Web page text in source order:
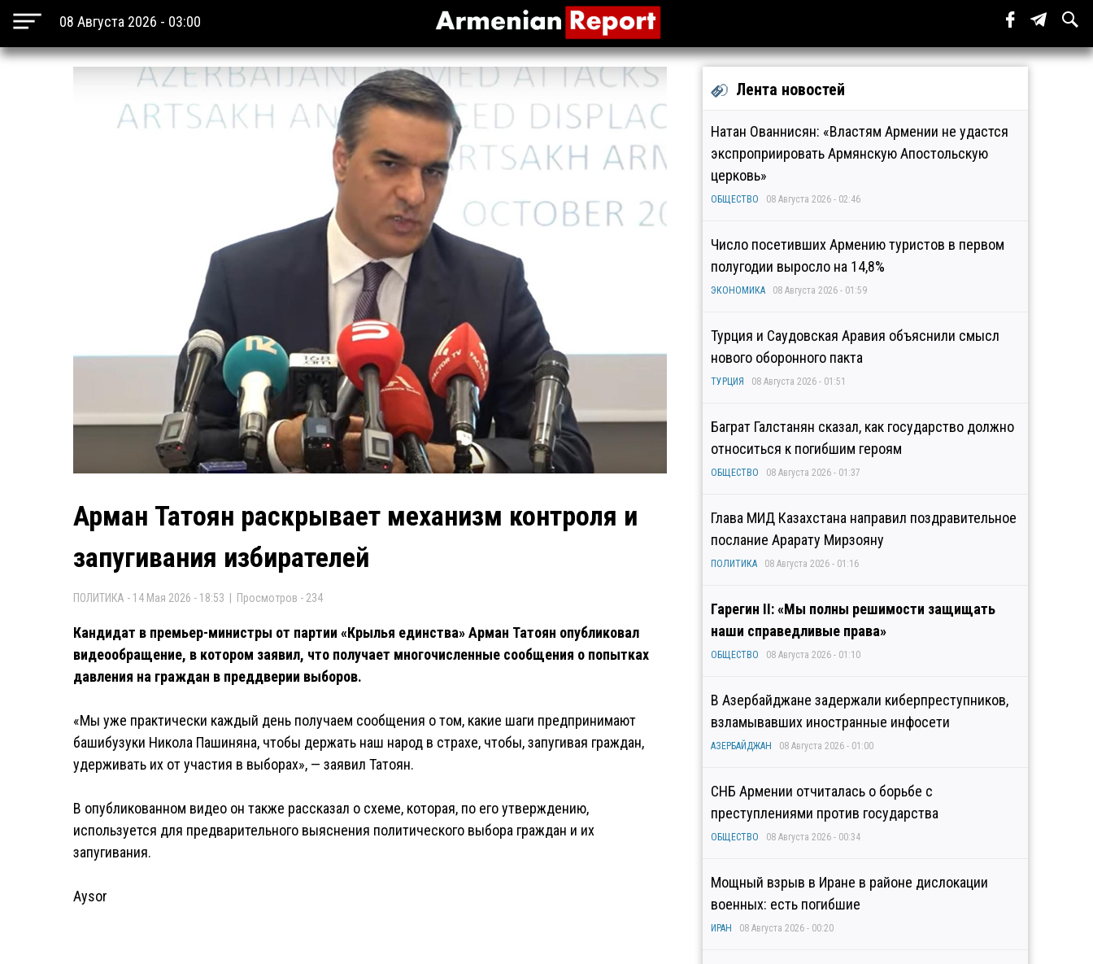
08 Августа 2026 - 03:00
Арман Татоян раскрывает механизм контроля и
запугивания избирателей
ПОЛИТИКА - 14 Мая 2026 - 18:53 | Просмотров - 234
Кандидат в премьер-министры от партии «Крылья единства» Арман Татоян опубликовал
видеообращение, в котором заявил, что получает многочисленные сообщения о попытках
давления на граждан в преддверии выборов.
«Мы уже практически каждый день получаем сообщения о том, какие шаги предпринимают
башибузуки Никола Пашиняна, чтобы держать наш народ в страхе, чтобы, запугивая граждан,
удерживать их от участия в выборах», — заявил Татоян.
В опубликованном видео он также рассказал о схеме, которая, по его утверждению,
используется для предварительного выяснения политического выбора граждан и их
запугивания.
Aysor
Лента новостей
Натан Ованнисян: «Властям Армении не удастся
экспроприировать Армянскую Апостольскую
церковь»
ОБЩЕСТВО 08 Августа 2026 - 02:46
Число посетивших Армению туристов в первом
полугодии выросло на 14,8%
ЭКОНОМИКА 08 Августа 2026 - 01:59
Турция и Саудовская Аравия объяснили смысл
нового оборонного пакта
ТУРЦИЯ 08 Августа 2026 - 01:51
Баграт Галстанян сказал, как государство должно
относиться к погибшим героям
ОБЩЕСТВО 08 Августа 2026 - 01:37
Глава МИД Казахстана направил поздравительное
послание Арарату Мирзояну
ПОЛИТИКА 08 Августа 2026 - 01:16
Гарегин II: «Мы полны решимости защищать
наши справедливые права»
ОБЩЕСТВО 08 Августа 2026 - 01:10
В Азербайджане задержали киберпреступников,
взламывавших иностранные инфосети
АЗЕРБАЙДЖАН 08 Августа 2026 - 01:00
СНБ Армении отчиталась о борьбе с
преступлениями против государства
ОБЩЕСТВО 08 Августа 2026 - 00:34
Мощный взрыв в Иране в районе дислокации
военных: есть погибшие
ИРАН 08 Августа 2026 - 00:20